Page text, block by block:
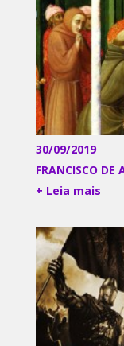
30/09/2019
FRANCISCO DE
+ Leia mais